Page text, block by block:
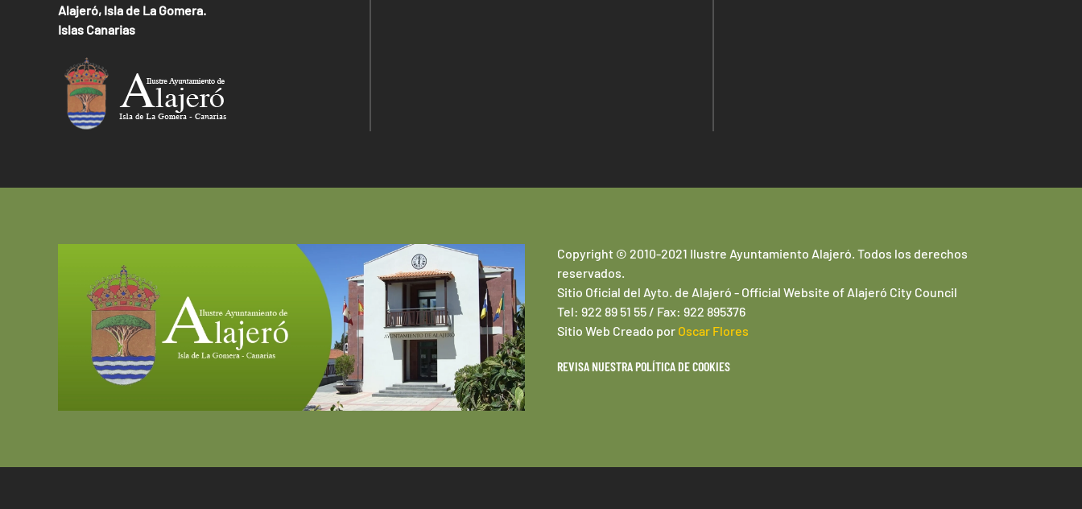
Alajeró, Isla de La Gomera.
Islas Canarias
Copyright © 2010-2021 Ilustre Ayuntamiento Alajeró. Todos los derechos
reservados.
Sitio Oficial del Ayto. de Alajeró - Official Website of Alajeró City Council
Tel: 922 89 51 55 / Fax: 922 895376
Sitio Web Creado por Oscar Flores
REVISA NUESTRA POLÍTICA DE COOKIES